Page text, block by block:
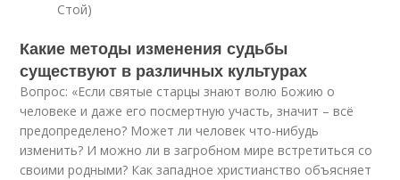
Стой)
Какие методы изменения судьбы
существуют в различных культурах
Вопрос: «Если святые старцы знают волю Божию о
человеке и даже его посмертную участь, значит – всё
предопределено? Может ли человек что-нибудь
изменить? И можно ли в загробном мире встретиться со
своими родными? Как западное христианство объясняет